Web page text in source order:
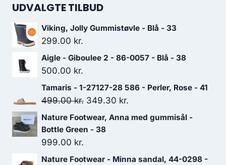
UDVALGTE TILBUD
Viking, Jolly Gummistøvle - Blå - 33
299.00 kr.
Aigle - Giboulee 2 - 86-0057 - Blå - 38
500.00 kr.
Tamaris - 1-27127-28 586 - Perler, Rose - 41
499.00kr. Den
oprindelige
pris
499.00 kr..
349.30 kr.
aktuelle
349.30 kr..
Nature Footwear, Anna med gummisål -
Bottle Green - 38
999.00 kr.
Nature Footwear - Minna sandal, 44-0298 -